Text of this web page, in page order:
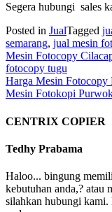
Segera hubungi sales
Posted in JualTagged
semarang, jual mesin
Mesin Fotocopy
fotocopy tugu
Post
navigation
Harga Mesin Fotocopy
Mesin Fotokopi
CENTRIX COPIER
Tedhy Prabama
Haloo... bingung
kebutuhan anda,? atau
silahkan hubungi